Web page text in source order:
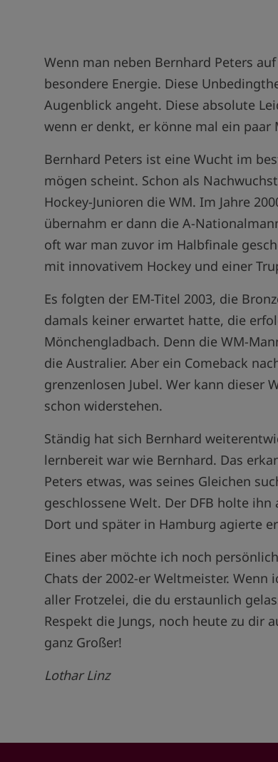
Wenn man neben Bernhard Peters
besondere Energie. Diese
Augenblick angeht. Diese absolute
wenn er denkt, er könne mal ein
Bernhard Peters ist eine Wucht im
mögen scheint. Schon als
Hockey-Junioren die WM. Im Jahre
übernahm er dann die A-
oft war man zuvor im Halbfinale
mit innovativem Hockey und einer
Es folgten der EM-Titel 2003, die
damals keiner erwartet hatte, die
Mönchengladbach. Denn die WM-
die Australier. Aber ein Comeback
grenzenlosen Jubel. Wer kann dieser
schon widerstehen.
Ständig hat sich Bernhard
lernbereit war wie Bernhard. Das
Peters etwas, was seines Gleichen
geschlossene Welt. Der DFB holte
Dort und später in Hamburg agierte
Eines aber möchte ich noch
Chats der 2002-er Weltmeister.
aller Frotzelei, die du erstaunlich
Respekt die Jungs, noch heute zu dir
ganz Großer!
Lothar Linz